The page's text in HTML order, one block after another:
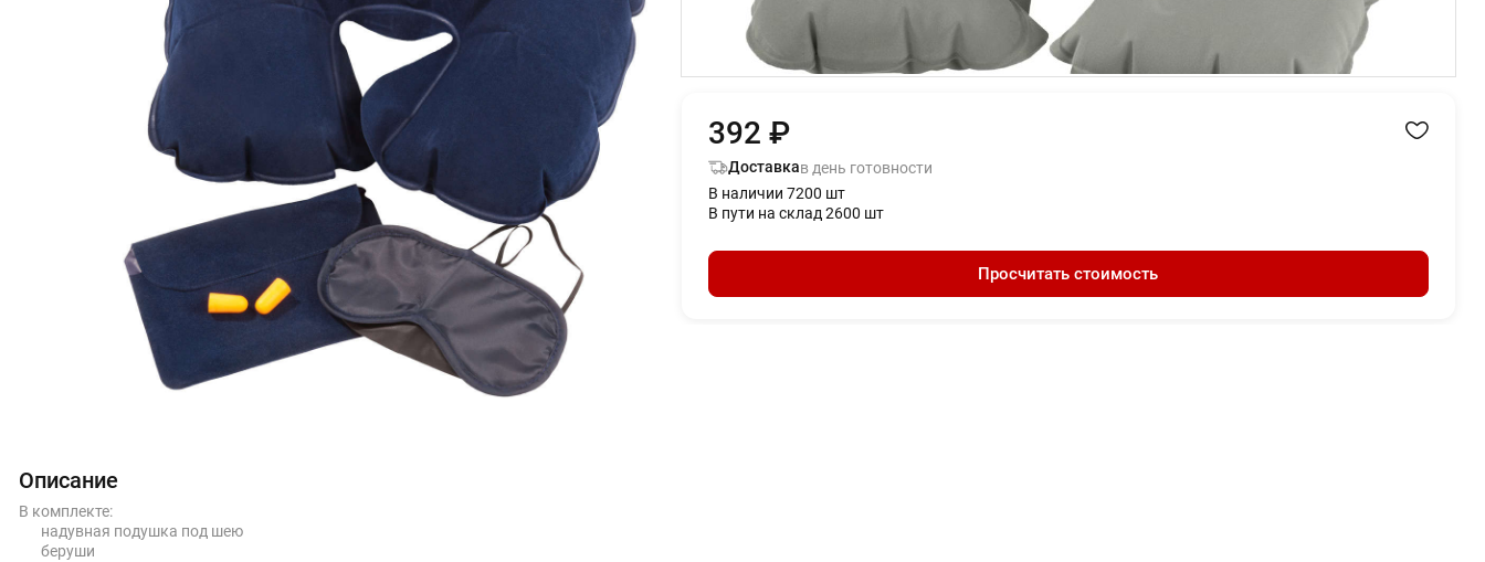
392 ₽
Доставкав день готовности
В наличии 7200 шт
В пути на склад 2600 шт
Просчитать стоимость
Описание
В комплекте:
надувная подушка под шею
беруши